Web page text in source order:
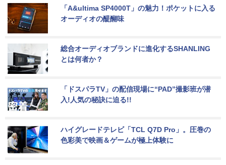
「A&ultima SP4000T」の魅力！ポケットに入る
オーディオの醍醐味
総合オーディオブランドに進化するSHANLING
とは何者か？
「ドスパラTV」の配信現場に“PAD”撮影班が潜
入!人気の秘訣に迫る!!
ハイグレードテレビ「TCL Q7D Pro」。圧巻の
色彩美で映画＆ゲームが極上体験に